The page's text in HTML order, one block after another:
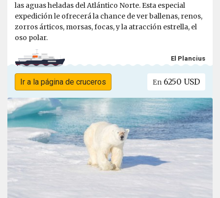
las aguas heladas del Atlántico Norte. Esta especial
expedición le ofrecerá la chance de ver ballenas, renos,
zorros árticos, morsas, focas, y la atracción estrella, el
oso polar.
El Plancius
Ir a la página de cruceros En 6250 USD